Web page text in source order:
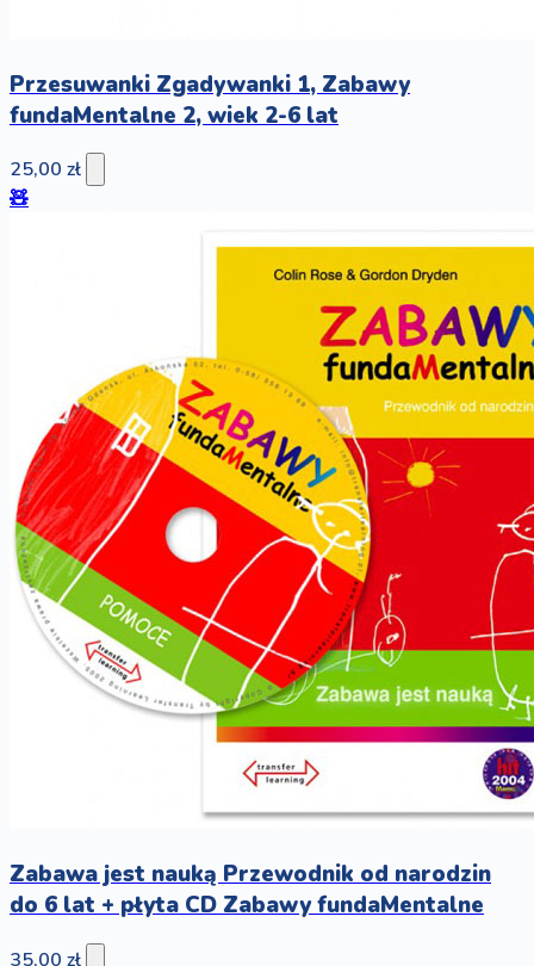
Przesuwanki Zgadywanki 1, Zabawy
fundaMentalne 2, wiek 2-6 lat
25,00 zł
🧸
Zabawa jest nauką Przewodnik od narodzin
do 6 lat + płyta CD Zabawy fundaMentalne
35,00 zł